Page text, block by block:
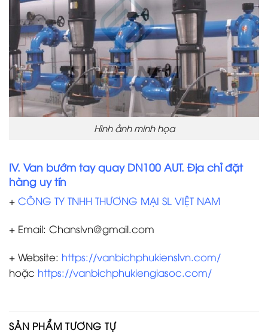
Hình ảnh minh họa
IV. Van bướm tay quay DN100 AUT. Địa chỉ đặt
hàng uy tín
+ CÔNG TY TNHH THƯƠNG MẠI SL VIỆT NAM
+ Email: Chanslvn@gmail.com
+ Website: https://vanbichphukienslvn.com/
hoặc https://vanbichphukiengiasoc.com/
SẢN PHẨM TƯƠNG TỰ